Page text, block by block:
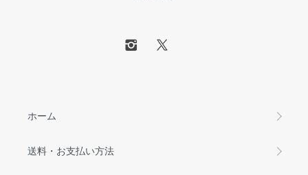
ホーム
送料・お支払い方法